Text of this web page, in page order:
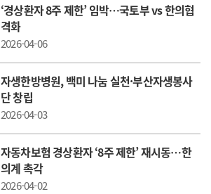
‘경상환자 8주 제한’ 임박…국토부 vs 한의협
격화
2026-04-06
자생한방병원, 백미 나눔 실천·부산자생봉사
단 창립
2026-04-03
자동차보험 경상환자 ‘8주 제한’ 재시동…한
의계 촉각
2026-04-02